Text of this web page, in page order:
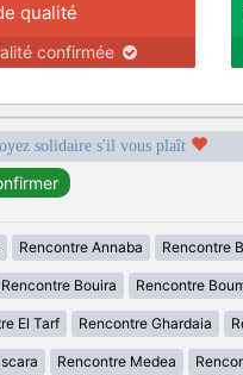
qualité
confirmée
solidaire s'il vous plaît
Rencontre Annaba Rencontre
Rencontre Bouira Rencontre
El Tarf Rencontre Ghardaia
Rencontre Medea